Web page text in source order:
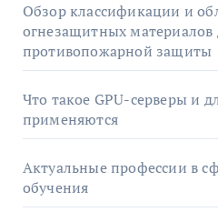
Обзор классификации и
огнезащитных материалов
противопожарной защиты
Что такое GPU-серверы и
применяются
Актуальные профессии в
обучения